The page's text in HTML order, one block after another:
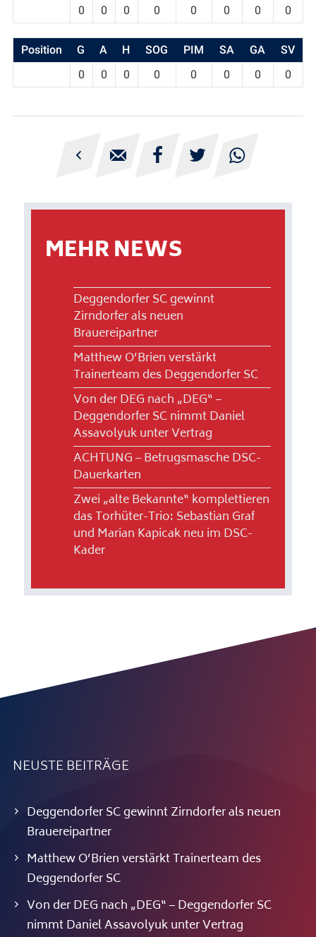
0
0 0 0 0 0 0 0
Position G A H SOG PIM SA GA
SV
0
0 0 0 0 0 0 0
    
MEHR NEWS
Deggendorfer SC gewinnt
Zirndorfer als neuen
Brauereipartner
Matthew O’Brien verstärkt
Trainerteam des Deggendorfer SC
Von der DEG nach „DEG“ –
Deggendorfer SC nimmt Daniel
Assavolyuk unter Vertrag
ACHTUNG – Betrugsmasche DSC-
Dauerkarten
Zwei „alte Bekannte“ komplettieren
das Torhüter-Trio: Sebastian Graf
und Marian Kapicak neu im DSC-
Kader
NEUSTE BEITRÄGE
Deggendorfer SC gewinnt Zirndorfer als neuen
Brauereipartner
Matthew O’Brien verstärkt Trainerteam des
Deggendorfer SC
Von der DEG nach „DEG“ – Deggendorfer SC
nimmt Daniel Assavolyuk unter Vertrag